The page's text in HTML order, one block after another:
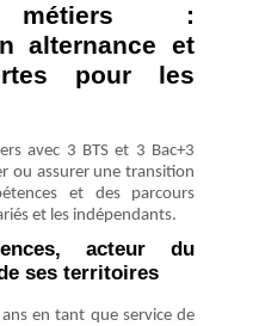
métiers :
alternance et
pour les
avec 3 BTS et 3 Bac+3
ou assurer une transition
et des parcours
et les indépendants.
acteur du
ses territoires
en tant que service de